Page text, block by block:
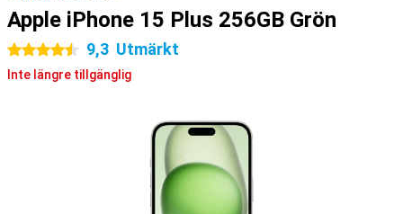
Apple iPhone 15 Plus 256GB Grön
4.5 stjärnor 9,3 Utmärkt
Inte längre tillgänglig